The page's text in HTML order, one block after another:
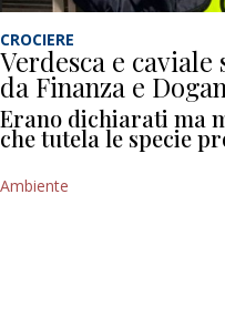
CROCIERE
Verdesca e
da Finanza e
Erano dichiarati ma
che tutela le specie
Ambiente